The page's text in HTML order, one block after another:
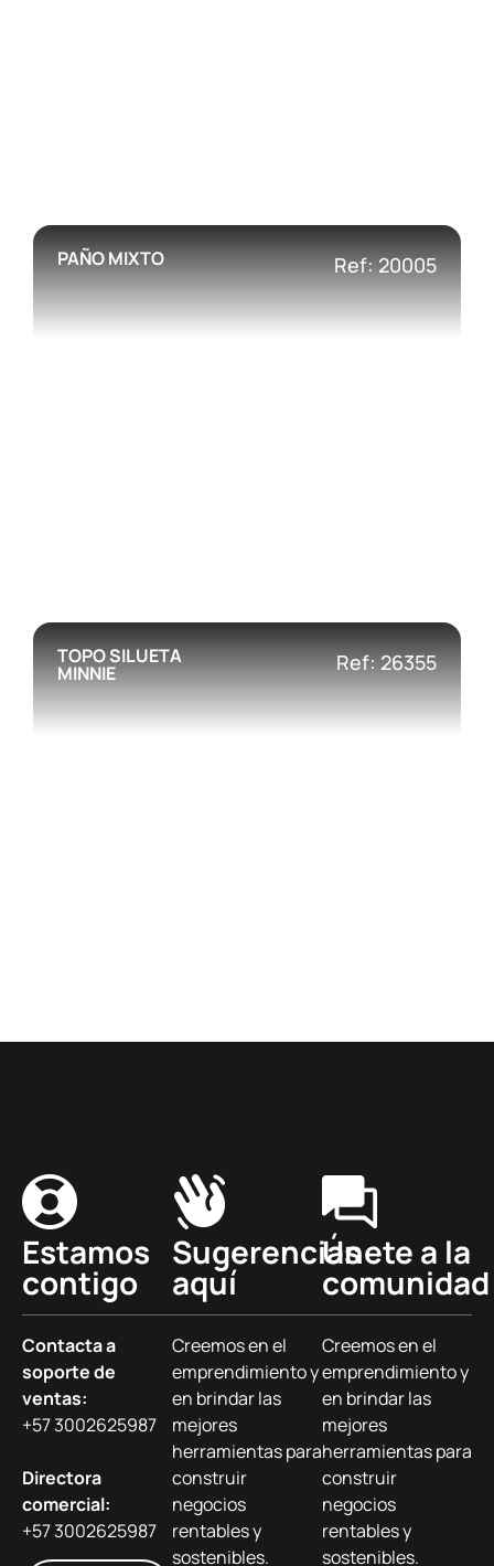
PAÑO MIXTO Ref: 20005
TOPO SILUETA
MINNIE Ref: 26355
Estamos
contigo
Contacta a
soporte de
ventas:
+57 3002625987
Directora
comercial:
+57 3002625987
Sugerencias
aquí
Creemos en el
emprendimiento y
en brindar las
mejores
herramientas para
construir
negocios
rentables y
sostenibles.
Únete a la
comunidad
Creemos en el
emprendimiento y
en brindar las
mejores
herramientas para
construir
negocios
rentables y
sostenibles.